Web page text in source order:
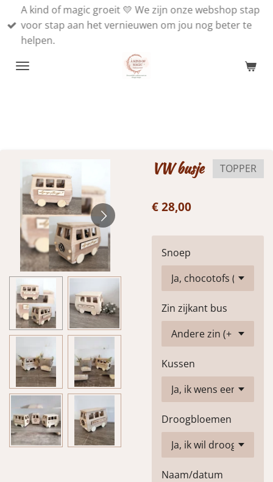
direct
naar
A kind of magic groeit 💛 We zijn onze webshop stap
voor stap aan het vernieuwen om jou nog beter te
helpen.
VW busje TOPPER
€ 28,00
Snoep
Zin zijkant bus
Kussen
Droogbloemen
Naam/datum